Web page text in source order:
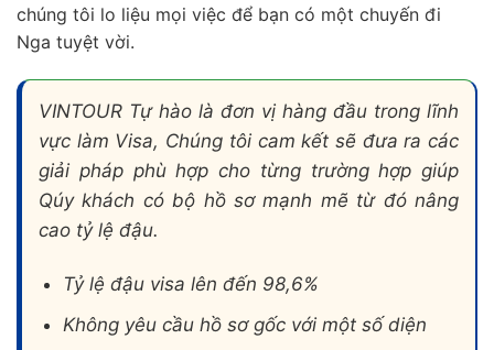
chúng tôi lo liệu mọi việc để bạn có một chuyến đi
Nga tuyệt vời.
VINTOUR Tự hào là đơn vị hàng đầu trong lĩnh
vực làm Visa, Chúng tôi cam kết sẽ đưa ra các
giải pháp phù hợp cho từng trường hợp giúp
Qúy khách có bộ hồ sơ mạnh mẽ từ đó nâng
cao tỷ lệ đậu.
Tỷ lệ đậu visa lên đến 98,6%
Không yêu cầu hồ sơ gốc với một số diện